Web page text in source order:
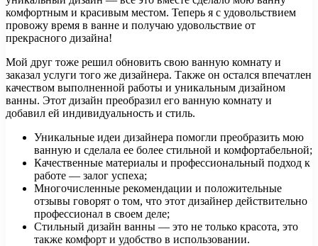
комфортным и красивым местом. Теперь я с удовольствием
провожу время в ванне и получаю удовольствие от
прекрасного дизайна!
Мой друг тоже решил обновить свою ванную комнату и
заказал услуги того же дизайнера. Также он остался впечатлен
качеством выполненной работы и уникальным дизайном
ванны. Этот дизайн преобразил его ванную комнату и
добавил ей индивидуальность и стиль.
Уникальные идеи дизайнера помогли преобразить мою
ванную и сделала ее более стильной и комфортабельной;
Качественные материалы и профессиональный подход к
работе — залог успеха;
Многочисленные рекомендации и положительные
отзывы говорят о том, что этот дизайнер действительно
профессионал в своем деле;
Стильный дизайн ванны — это не только красота, это
также комфорт и удобство в использовании.